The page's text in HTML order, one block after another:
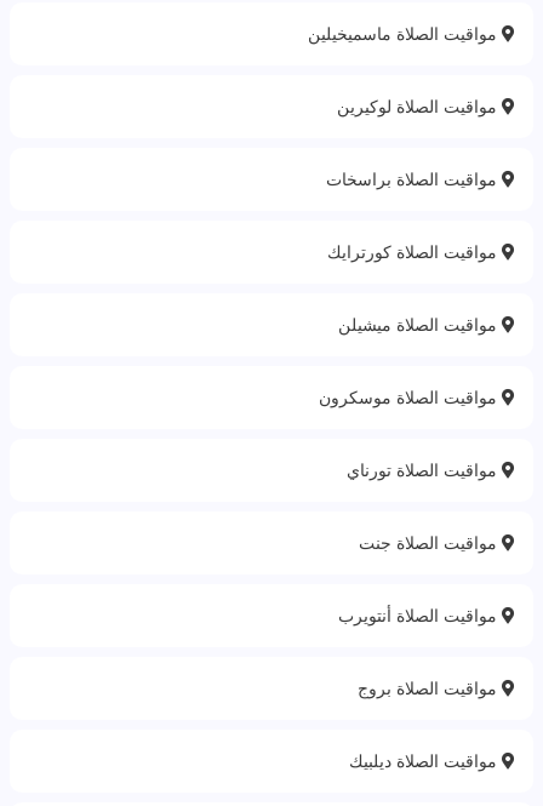
مواقيت الصلاة ماسميخيلين
مواقيت الصلاة لوكيرين
مواقيت الصلاة براسخات
مواقيت الصلاة كورترايك
مواقيت الصلاة ميشيلن
مواقيت الصلاة موسكرون
مواقيت الصلاة تورناي
مواقيت الصلاة جنت
مواقيت الصلاة أنتويرب
مواقيت الصلاة بروج
مواقيت الصلاة ديلبيك